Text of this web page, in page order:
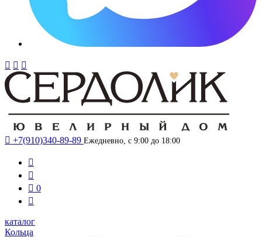
  
 +7(910)340-89-89 Ежедневно, с 9:00 до 18:00


 0

каталог
Кольца